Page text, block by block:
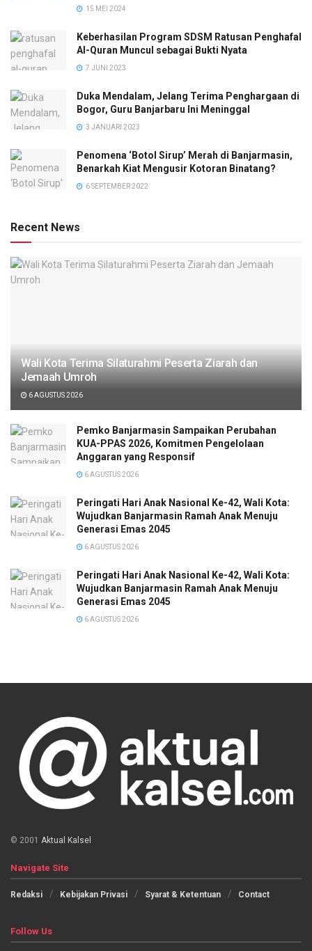
15 MEI 2024
Keberhasilan Program SDSM Ratusan Penghafal
Al-Quran Muncul sebagai Bukti Nyata
7 JUNI 2023
Duka Mendalam, Jelang Terima Penghargaan di
Bogor, Guru Banjarbaru Ini Meninggal
3 JANUARI 2023
Penomena ‘Botol Sirup’ Merah di Banjarmasin,
Benarkah Kiat Mengusir Kotoran Binatang?
6 SEPTEMBER 2022
Recent News
Wali Kota Terima Silaturahmi Peserta Ziarah dan
Jemaah Umroh
6 AGUSTUS 2026
Pemko Banjarmasin Sampaikan Perubahan
KUA-PPAS 2026, Komitmen Pengelolaan
Anggaran yang Responsif
6 AGUSTUS 2026
Peringati Hari Anak Nasional Ke-42, Wali Kota:
Wujudkan Banjarmasin Ramah Anak Menuju
Generasi Emas 2045
6 AGUSTUS 2026
Peringati Hari Anak Nasional Ke-42, Wali Kota:
Wujudkan Banjarmasin Ramah Anak Menuju
Generasi Emas 2045
6 AGUSTUS 2026
© 2001 Aktual Kalsel
Navigate Site
Redaksi Kebijakan Privasi Syarat & Ketentuan Contact
Follow Us